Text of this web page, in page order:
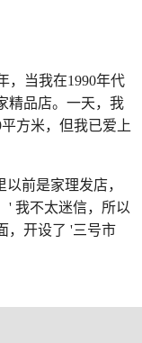
，当我在1990年代
精品店。一天，我
方米，但我已爱上
前是家理发店，
' 我不太迷信，所以
，开设了 '三号市